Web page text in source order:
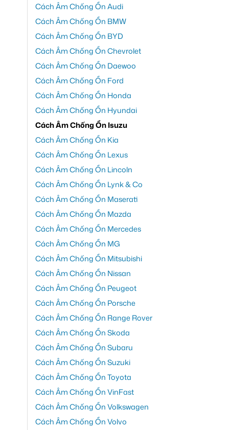
Cách Âm Chống Ồn Audi
Cách Âm Chống Ồn BMW
Cách Âm Chống Ồn BYD
Cách Âm Chống Ồn Chevrolet
Cách Âm Chống Ồn Daewoo
Cách Âm Chống Ồn Ford
Cách Âm Chống Ồn Honda
Cách Âm Chống Ồn Hyundai
Cách Âm Chống Ồn Isuzu
Cách Âm Chống Ồn Kia
Cách Âm Chống Ồn Lexus
Cách Âm Chống Ồn Lincoln
Cách Âm Chống Ồn Lynk & Co
Cách Âm Chống Ồn Maserati
Cách Âm Chống Ồn Mazda
Cách Âm Chống Ồn Mercedes
Cách Âm Chống Ồn MG
Cách Âm Chống Ồn Mitsubishi
Cách Âm Chống Ồn Nissan
Cách Âm Chống Ồn Peugeot
Cách Âm Chống Ồn Porsche
Cách Âm Chống Ồn Range Rover
Cách Âm Chống Ồn Skoda
Cách Âm Chống Ồn Subaru
Cách Âm Chống Ồn Suzuki
Cách Âm Chống Ồn Toyota
Cách Âm Chống Ồn VinFast
Cách Âm Chống Ồn Volkswagen
Cách Âm Chống Ồn Volvo